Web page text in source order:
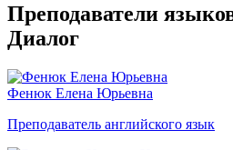
Преподаватели
Диалог
Фенюк Елена Юрьевна
Преподаватель английского язык